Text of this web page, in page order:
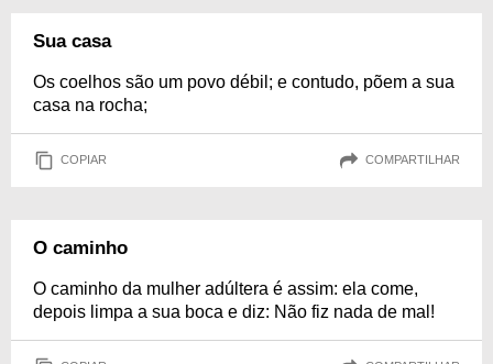
Sua casa
Os coelhos são um povo débil; e contudo, põem a sua
casa na rocha;
COPIAR COMPARTILHAR
O caminho
O caminho da mulher adúltera é assim: ela come,
depois limpa a sua boca e diz: Não fiz nada de mal!